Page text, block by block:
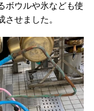
ボウルや氷なども使
せました。